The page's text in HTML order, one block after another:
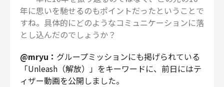
年に思いを馳せるのもポイントだったということで
すね。具体的にどのようなコミュニケーションに落
とし込んだのでしょうか？
@mryu： グループミッションにも掲げられている
「Unleash（解放）」をキーワードに、前日にはテ
ィザー動画を公開しました。